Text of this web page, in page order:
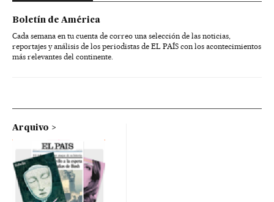
Boletín de América
Cada semana en tu cuenta de correo una selección de las noticias,
reportajes y análisis de los periodistas de EL PAÍS con los acontecimientos
más relevantes del continente.
Arquivo